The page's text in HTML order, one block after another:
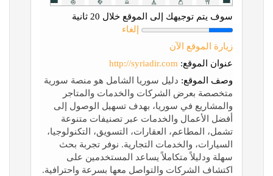
سوف يتم توجيهك إلى الموقع خلال 20 ثانية
إلغاء
زيارة الموقع الآن
عنوان الموقع: http://syriadir.com
وصف الموقع: دليل سوريا الشامل هو منصة سورية
متخصصة بعرض الشركات والخدمات والمتاجر
والمشاريع في سوريا، بهدف تسهيل الوصول إلى
أفضل الأعمال والخدمات عبر تصنيفات متنوعة
تشمل، المطاعم، العقارات، التسويق، التكنولوجيا،
السيارات، والخدمات التجارية. نوفر تجربة بحث
سهلة ودليلاً متكاملاً يساعد المستخدمين على
اكتشاف الشركات والتواصل معها بسرعة واحترافية.